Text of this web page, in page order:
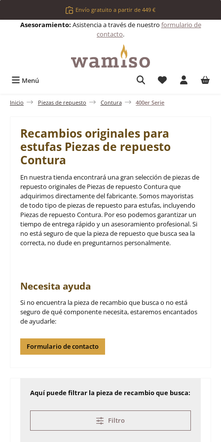
Saltar al contenido principalEnvío gratuito a partir de 449 €
Asesoramiento: Asistencia a través de nuestro formulario de
contacto.
Menú Tienes 0
Inicio Piezas de repuesto Contura 400er Serie
Recambios originales para
estufas Piezas de repuesto
Contura
En nuestra tienda encontrará una gran selección de piezas de
repuesto originales de Piezas de repuesto Contura que
adquirimos directamente del fabricante. Somos mayoristas
de todo tipo de piezas de repuesto para estufas, incluyendo
Piezas de repuesto Contura. Por eso podemos garantizar un
tiempo de entrega rápido y un asesoramiento profesional. Si
no está seguro de que la pieza de repuesto que busca sea la
correcta, no dude en preguntarnos personalmente.
Necesita ayuda
Si no encuentra la pieza de recambio que busca o no está
seguro de qué componente necesita, estaremos encantados
de ayudarle:
Formulario de contacto
Aquí puede filtrar la pieza de recambio que busca:
Filtro